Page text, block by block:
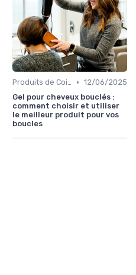
Produits de Coiffage • 12/06/2025
Gel pour cheveux bouclés :
comment choisir et utiliser
le meilleur produit pour vos
boucles